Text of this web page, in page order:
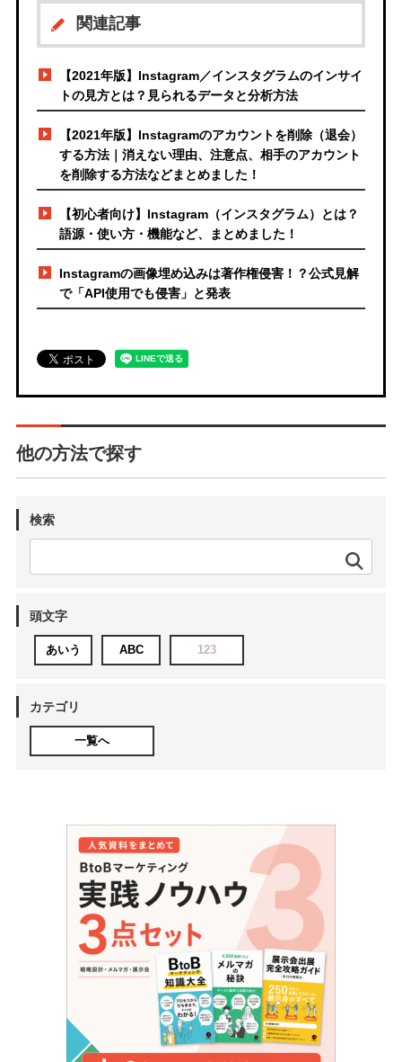
関連記事
【2021年版】Instagram／インスタグラムのインサイ
トの見方とは？見られるデータと分析方法
【2021年版】Instagramのアカウントを削除（退会）
する方法｜消えない理由、注意点、相手のアカウント
を削除する方法などまとめました！
【初心者向け】Instagram（インスタグラム）とは？
語源・使い方・機能など、まとめました！
Instagramの画像埋め込みは著作権侵害！？公式見解
で「API使用でも侵害」と発表
他の方法で探す
検索
頭文字
あいう ABC 123
カテゴリ
一覧へ